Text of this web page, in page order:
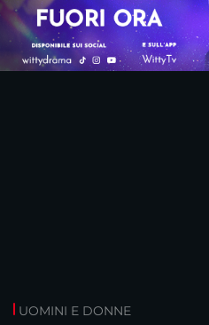
UOMINI E DONNE